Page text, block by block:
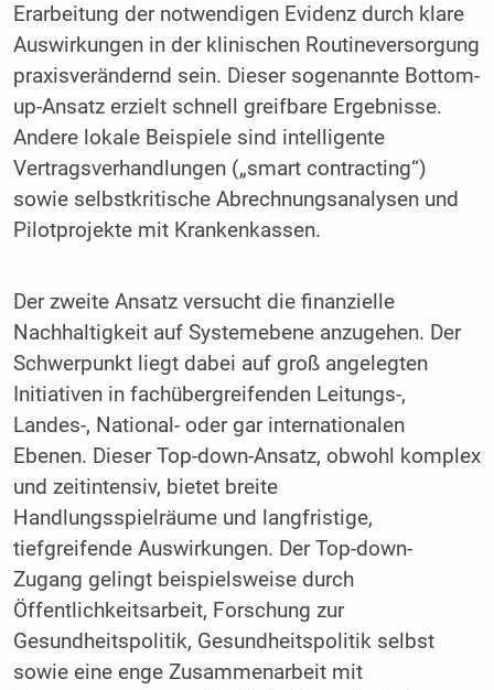
Erarbeitung der notwendigen Evidenz durch klare
Auswirkungen in der klinischen Routineversorgung
praxisverändernd sein. Dieser sogenannte Bottom-
up-Ansatz erzielt schnell greifbare Ergebnisse.
Andere lokale Beispiele sind intelligente
Vertragsverhandlungen („smart contracting“)
sowie selbstkritische Abrechnungsanalysen und
Pilotprojekte mit Krankenkassen.
Der zweite Ansatz versucht die finanzielle
Nachhaltigkeit auf Systemebene anzugehen. Der
Schwerpunkt liegt dabei auf groß angelegten
Initiativen in fachübergreifenden Leitungs-,
Landes-, National- oder gar internationalen
Ebenen. Dieser Top-down-Ansatz, obwohl komplex
und zeitintensiv, bietet breite
Handlungsspielräume und langfristige,
tiefgreifende Auswirkungen. Der Top-down-
Zugang gelingt beispielsweise durch
Öffentlichkeitsarbeit, Forschung zur
Gesundheitspolitik, Gesundheitspolitik selbst
sowie eine enge Zusammenarbeit mit